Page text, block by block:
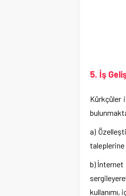
5. İş
Kürkçüler
a)
taleplerine
b) İnternet
kullanımı,